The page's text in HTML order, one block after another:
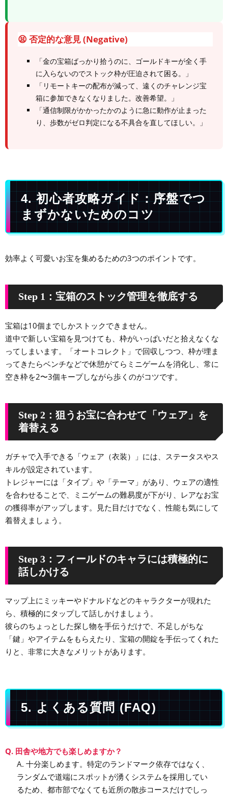
😫 否定的な意見 (Negative)
「金の宝箱ばっかり拾うのに、ゴールドキーが全く手
に入らないのでストック枠が圧迫されて困る。」
「リモートキーの配布が減って、遠くのチャレンジ宝
箱に参加できなくなりました。改善希望。」
「通信制限がかかったかのように急に動作が止まった
り、歩数がゼロ判定になる不具合を直してほしい。」
4. 初心者攻略ガイド：序盤でつ
まずかないためのコツ
効率よく可愛いお宝を集めるための3つのポイントです。
Step 1：宝箱のストック管理を徹底する
宝箱は10個までしかストックできません。
道中で新しい宝箱を見つけても、枠がいっぱいだと拾えなくな
ってしまいます。「オートコレクト」で回収しつつ、枠が埋ま
ってきたらベンチなどで休憩がてらミニゲームを消化し、常に
空き枠を2〜3個キープしながら歩くのがコツです。
Step 2：狙うお宝に合わせて「ウェア」を
着替える
ガチャで入手できる「ウェア（衣装）」には、ステータスやス
キルが設定されています。
トレジャーには「タイプ」や「テーマ」があり、ウェアの適性
を合わせることで、ミニゲームの難易度が下がり、レアなお宝
の獲得率がアップします。見た目だけでなく、性能も気にして
着替えましょう。
Step 3：フィールドのキャラには積極的に
話しかける
マップ上にミッキーやドナルドなどのキャラクターが現れた
ら、積極的にタップして話しかけましょう。
彼らのちょっとした探し物を手伝うだけで、不足しがちな
「鍵」やアイテムをもらえたり、宝箱の開錠を手伝ってくれた
りと、非常に大きなメリットがあります。
5. よくある質問 (FAQ)
Q. 田舎や地方でも楽しめますか？
A. 十分楽しめます。特定のランドマーク依存ではなく、
ランダムで道端にスポットが湧くシステムを採用してい
るため、都市部でなくても近所の散歩コースだけでしっ